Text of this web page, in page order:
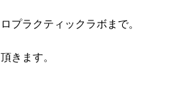
プラクティックラボまで。
きます。